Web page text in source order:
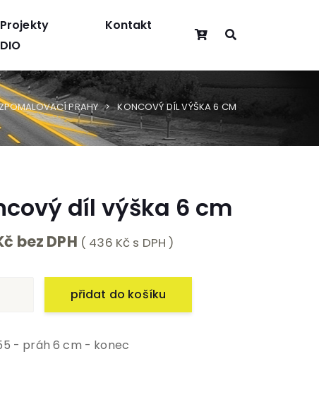
Projekty
DIO
Kontakt
PRAHY KONCOVÝ DÍL VÝŠKA 6 CM
díl výška 6 cm
bez DPH ( 436 Kč s DPH )
přidat do košíku
- práh 6 cm - konec